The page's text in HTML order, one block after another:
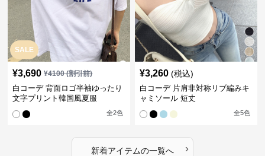
SALE
¥3,690 ¥4100(割引前)
白コーデ 背面ロゴ半袖ゆったり
文字プリント韓国風夏服
全2色
¥3,260 (税込)
白コーデ 片肩非対称リブ編みキ
ャミソール 短丈
全5色
新着アイテムの一覧へ ›